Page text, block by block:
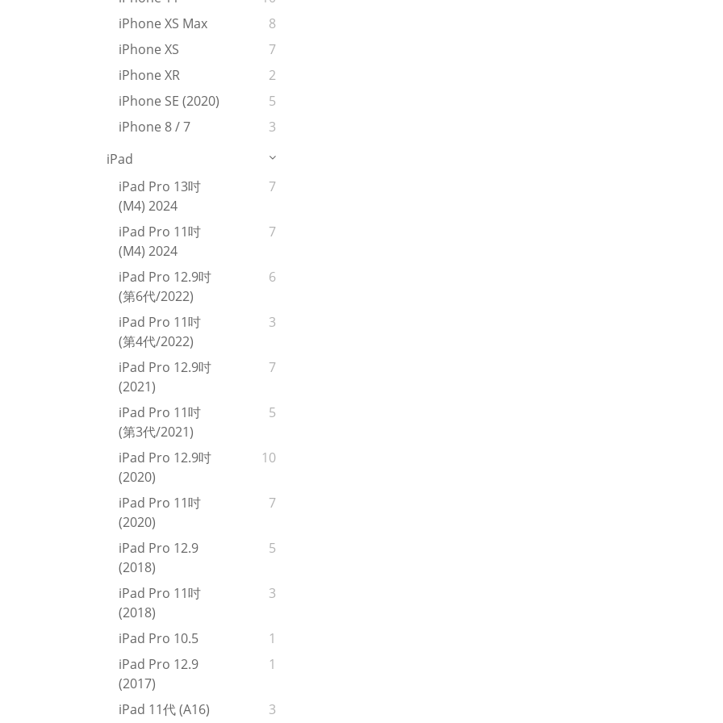
iPhone XS Max
8
iPhone XS
7
iPhone XR
2
iPhone SE (2020)
5
iPhone 8 / 7
3
iPad
iPad Pro 13吋
(M4) 2024
7
iPad Pro 11吋
(M4) 2024
7
iPad Pro 12.9吋
(第6代/2022)
6
iPad Pro 11吋
(第4代/2022)
3
iPad Pro 12.9吋
(2021)
7
iPad Pro 11吋
(第3代/2021)
5
iPad Pro 12.9吋
(2020)
10
iPad Pro 11吋
(2020)
7
iPad Pro 12.9
(2018)
5
iPad Pro 11吋
(2018)
3
iPad Pro 10.5
1
iPad Pro 12.9
(2017)
1
iPad 11代 (A16)
3